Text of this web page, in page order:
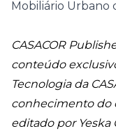
Mobiliário Urbano
CASACOR
conteúdo
Tecnologia da
conhecimento do
editado por Yeska